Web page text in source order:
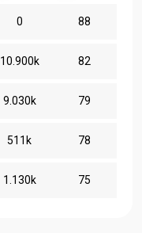
0 88
10.900k 82
9.030k 79
511k 78
1.130k 75